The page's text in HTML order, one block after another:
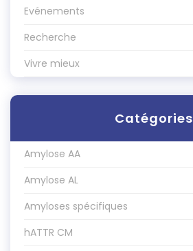
Evénements
Recherche
Vivre mieux
Catégories
Amylose AA
Amylose AL
Amyloses spécifiques
hATTR CM